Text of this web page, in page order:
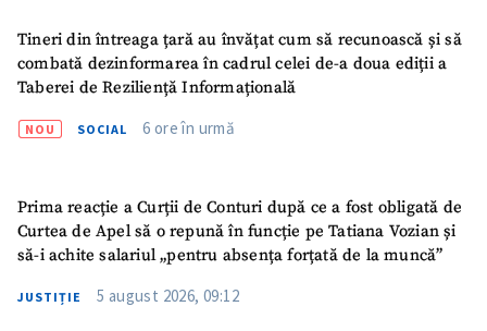
Tineri din întreaga țară au învățat cum să recunoască și să
combată dezinformarea în cadrul celei de-a doua ediții a
Taberei de Reziliență Informațională
NOU SOCIAL 6 ore în urmă
Prima reacție a Curții de Conturi după ce a fost obligată de
Curtea de Apel să o repună în funcție pe Tatiana Vozian și
să-i achite salariul „pentru absența forțată de la muncă”
JUSTIȚIE 5 august 2026, 09:12